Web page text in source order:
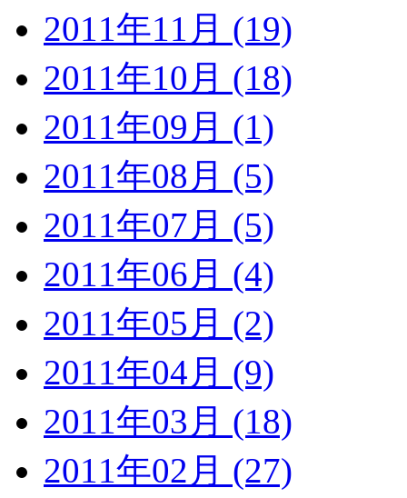
2011年11月 (19)
2011年10月 (18)
2011年09月 (1)
2011年08月 (5)
2011年07月 (5)
2011年06月 (4)
2011年05月 (2)
2011年04月 (9)
2011年03月 (18)
2011年02月 (27)